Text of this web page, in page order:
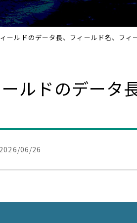
ールドのデータ長、フィールド名、フィ
ルドのデータ
2026/06/26